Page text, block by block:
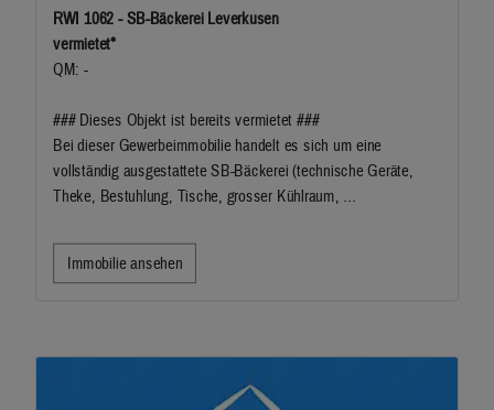
RWI 1062 - SB-Bäckerei Leverkusen
vermietet*
QM: -
### Dieses Objekt ist bereits vermietet ###
Bei dieser Gewerbeimmobilie handelt es sich um eine
vollständig ausgestattete SB-Bäckerei (technische Geräte,
Theke, Bestuhlung, Tische, grosser Kühlraum, …
Immobilie ansehen